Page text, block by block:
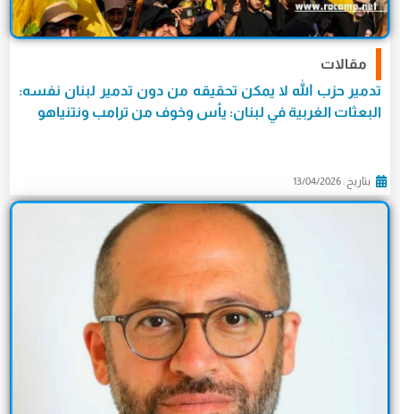
مقالات
تدمير حزب الله لا يمكن تحقيقه من دون تدمير لبنان نفسه:
البعثات الغربية في لبنان: يأس وخوف من ترامب ونتنياهو
بتاريخ : 13/04/2026